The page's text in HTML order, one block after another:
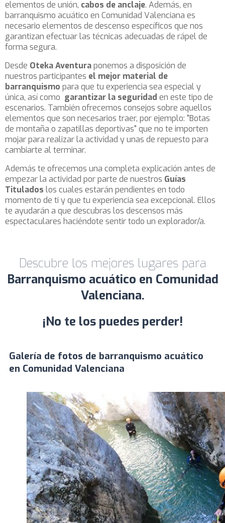
elementos de unión, cabos de anclaje. Además, en
barranquismo acuático en Comunidad Valenciana es
necesario elementos de descenso específicos que nos
garantizan efectuar las técnicas adecuadas de rápel de
forma segura.
Desde Oteka Aventuraponemos a disposición de
nuestros participantes el mejor material de
barranquismo para que tu experiencia sea especial y
única, así como garantizar la seguridad en este tipo de
escenarios. También ofrecemos consejos sobre aquellos
elementos que son necesarios traer, por ejemplo: "Botas
de montaña o zapatillas deportivas" que no te importen
mojar para realizar la actividad y unas de repuesto para
cambiarte al terminar.
Además te ofrecemos una completa explicación antes de
empezar la actividad por parte de nuestros Guías
Titulados los cuales estarán pendientes en todo
momento de ti y que tu experiencia sea excepcional. Ellos
te ayudarán a que descubras los descensos más
espectaculares haciéndote sentir todo un explorador/a.
Descubre los mejores lugares para
Barranquismo acuático en Comunidad
Valenciana.
¡No te los puedes perder!
Galería de fotos de barranquismo acuático
en Comunidad Valenciana